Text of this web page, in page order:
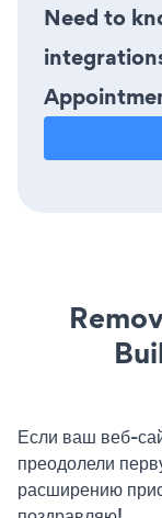
Need to
Если ваш веб-
преодолели
расширению